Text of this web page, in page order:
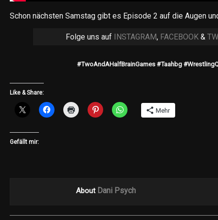
Schon nächsten Samstag gibt es Episode 2 auf die Augen
Folge uns auf INSTAGRAM, FACEBOOK&
#TwoAndAHalfBrainGames #Taahbg
Like & Share:
Mehr
Gefällt mir:
About Dani Psych